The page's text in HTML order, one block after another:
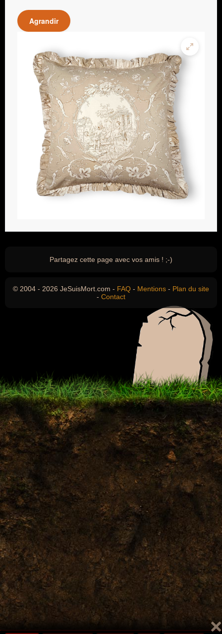
Agrandir
Partagez cette page avec vos amis ! ;-)
© 2004 - 2026 JeSuisMort.com - FAQ - Mentions - Plan du site
- Contact